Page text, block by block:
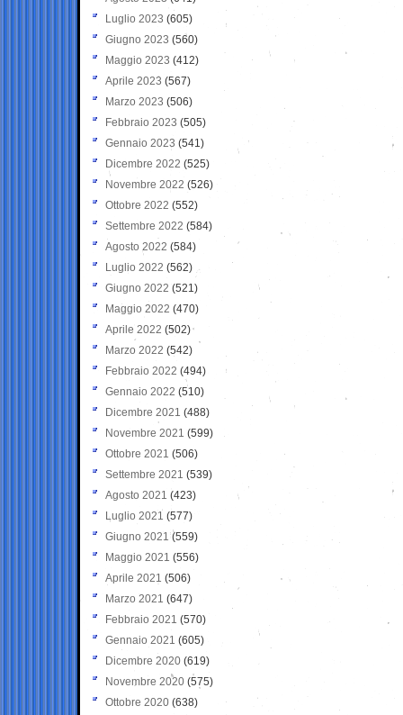
Luglio 2023 (605)
Giugno 2023 (560)
Maggio 2023 (412)
Aprile 2023 (567)
Marzo 2023 (506)
Febbraio 2023 (505)
Gennaio 2023 (541)
Dicembre 2022 (525)
Novembre 2022 (526)
Ottobre 2022 (552)
Settembre 2022 (584)
Agosto 2022 (584)
Luglio 2022 (562)
Giugno 2022 (521)
Maggio 2022 (470)
Aprile 2022 (502)
Marzo 2022 (542)
Febbraio 2022 (494)
Gennaio 2022 (510)
Dicembre 2021 (488)
Novembre 2021 (599)
Ottobre 2021 (506)
Settembre 2021 (539)
Agosto 2021 (423)
Luglio 2021 (577)
Giugno 2021(559)
Maggio 2021 (556)
Aprile 2021 (506)
Marzo 2021 (647)
Febbraio 2021 (570)
Gennaio 2021 (605)
Dicembre 2020 (619)
Novembre 2020 (575)
Ottobre 2020 (638)